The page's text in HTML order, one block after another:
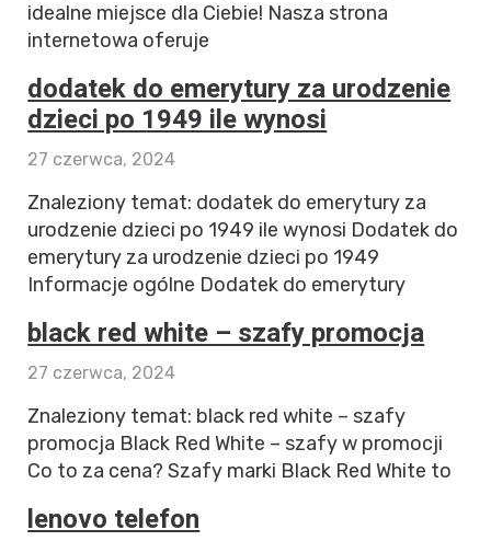
idealne miejsce dla Ciebie! Nasza strona
internetowa oferuje
dodatek do emerytury za urodzenie
dzieci po 1949 ile wynosi
27 czerwca, 2024
Znaleziony temat: dodatek do emerytury za
urodzenie dzieci po 1949 ile wynosi Dodatek do
emerytury za urodzenie dzieci po 1949
Informacje ogólne Dodatek do emerytury
black red white – szafy promocja
27 czerwca, 2024
Znaleziony temat: black red white – szafy
promocja Black Red White – szafy w promocji
Co to za cena? Szafy marki Black Red White to
lenovo telefon